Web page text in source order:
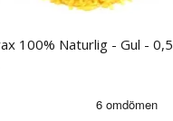
100% Naturlig - Gul - 0,5